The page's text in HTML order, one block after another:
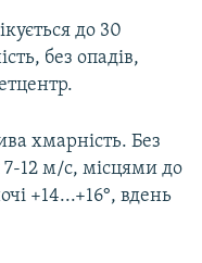
до 30
без опадів,
хмарність. Без
7-12 м/с, місцями до
+14...+16°, вдень